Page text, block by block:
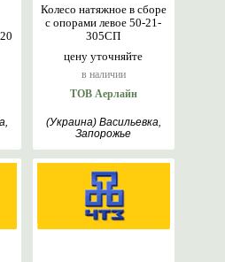
цену уточняйте
в наличии
Колесо натяжное в сборе
с опорами левое 50-21-
305СП
ТОВ Аерлайн
(Украина) Васильевка,
Запорожье